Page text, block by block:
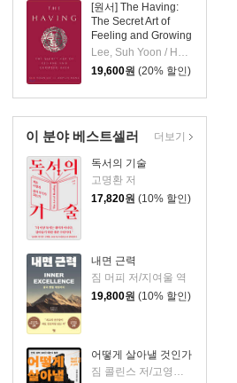
[원서] The Having:
The Secret Art of
Feeling and Growing
Rich
Lee, Suh Yoon / Hong, Jooyun
19,600원 (20% 할인)
이 분야 베스트셀러
독서의 기술
고명환 저
17,820원 (10% 할인)
내면 근력
짐 머피 저/지여울 역
19,800원 (10% 할인)
어떻게 살아낼 것인가
짐 콜린스 저/고영훈,윤영호 역
더보기